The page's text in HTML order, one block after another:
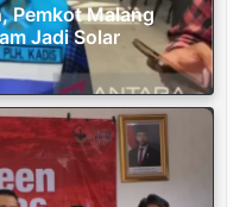
Pemkot Malang
Jadi Solar